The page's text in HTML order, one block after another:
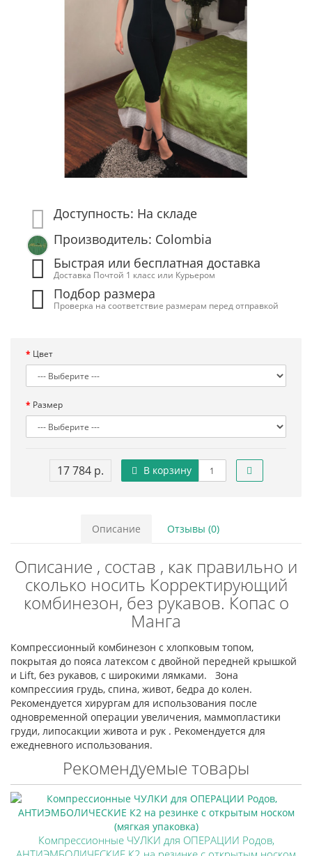
Доступность: На складе
Производитель: Colombia
Быстрая или бесплатная доставка
Доставка Почтой 1 класс или Курьером
Подбор размера
Проверка на соответствие размерам перед отправкой
Цвет
Размер
17 784 р. В корзину
Описание Отзывы (0)
Описание , состав , как правильно и
сколько носить Корректирующий
комбинезон, без рукавов. Копас о
Манга
Компрессионный комбинезон с хлопковым топом,
покрытая до пояса латексом с двойной передней крышкой
и Lift, без рукавов, с широкими лямками. Зона
компрессиия грудь, спина, живот, бедра до колен.
Рекомендуется хирургам для использования после
одновременной операции увеличения, маммопластики
груди, липосакции живота и рук . Рекомендуется для
ежедневного использования.
Рекомендуемые товары
Компрессионные ЧУЛКИ для ОПЕРАЦИИ Родов,